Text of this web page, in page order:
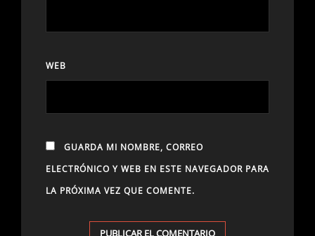
WEB
GUARDA MI NOMBRE, CORREO
ELECTRÓNICO Y WEB EN ESTE NAVEGADOR PARA
LA PRÓXIMA VEZ QUE COMENTE.